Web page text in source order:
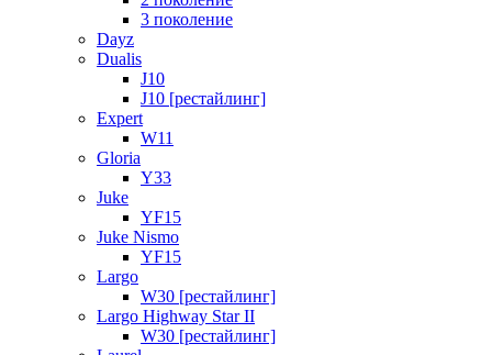
3 поколение
Dayz
Dualis
J10
J10 [рестайлинг]
Expert
W11
Gloria
Y33
Juke
YF15
Juke Nismo
YF15
Largo
W30 [рестайлинг]
Largo Highway Star II
W30 [рестайлинг]